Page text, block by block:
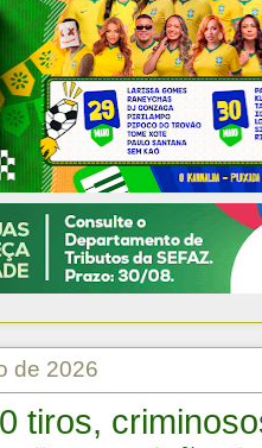
de 2026
tiros,